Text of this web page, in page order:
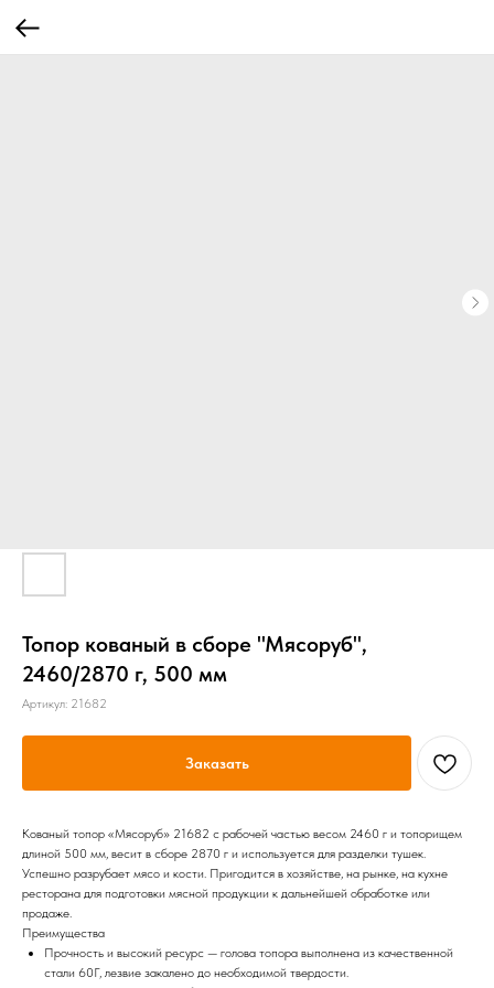
Топор кованый в сборе "Мясоруб",
2460/2870 г, 500 мм
Артикул: 21682
Заказать
Кованый топор «Мясоруб» 21682 с рабочей частью весом 2460 г и топорищем
длиной 500 мм, весит в сборе 2870 г и используется для разделки тушек.
Успешно разрубает мясо и кости. Пригодится в хозяйстве, на рынке, на кухне
ресторана для подготовки мясной продукции к дальнейшей обработке или
продаже.
Преимущества
Прочность и высокий ресурс — голова топора выполнена из качественной
стали 60Г, лезвие закалено до необходимой твердости.